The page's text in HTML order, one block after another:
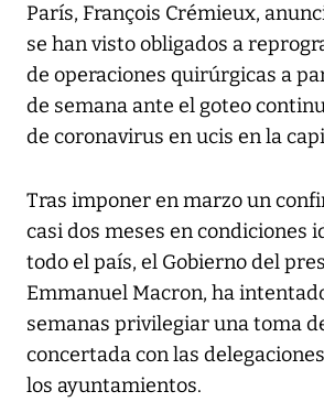
París, François Crémieux,
se han visto obligados a
de operaciones quirúrgicas a
de semana ante el goteo
de coronavirus en ucis en la
Tras imponer en marzo un
casi dos meses en condiciones
todo el país, el Gobierno del
Emmanuel Macron, ha
semanas privilegiar una toma
concertada con las
los ayuntamientos.